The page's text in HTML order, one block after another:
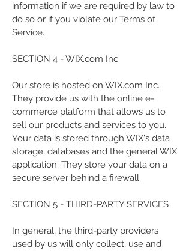
information if we are required by law to
do so or if you violate our Terms of
Service.
SECTION 4 - WIX.com Inc.
Our store is hosted on WIX.com Inc.
They provide us with the online e-
commerce platform that allows us to
sell our products and services to you.
Your data is stored through WIX's data
storage, databases and the general WIX
application. They store your data on a
secure server behind a firewall.
SECTION 5 - THIRD-PARTY SERVICES
In general, the third-party providers
used by us will only collect, use and